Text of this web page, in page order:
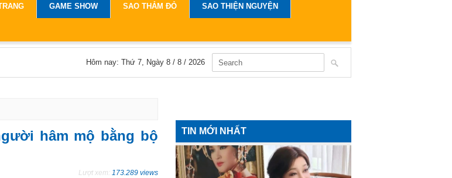
GAME SHOW SAO THẢM ĐỎ SAO THIỆN NGUYỆN
Hôm nay: Thứ 7, Ngày 8 / 8 / 2026
hâm mộ bằng bộ
Lượt xem: 173.289 views
TIN MỚI NHẤT